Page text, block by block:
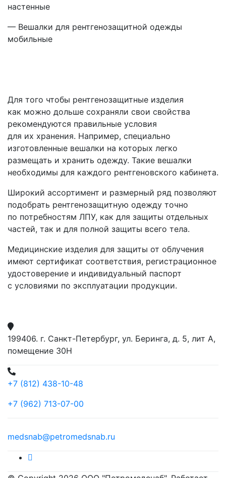
настенные
— Вешалки для рентгенозащитной одежды
мобильные
Для того чтобы рентгенозащитные изделия
как можно дольше сохраняли свои свойства
рекомендуются правильные условия
для их хранения. Например, специально
изготовленные вешалки на которых легко
размещать и хранить одежду. Такие вешалки
необходимы для каждого рентгеновского кабинета.
Широкий ассортимент и размерный ряд позволяют
подобрать рентгенозащитную одежду точно
по потребностям ЛПУ, как для защиты отдельных
частей, так и для полной защиты всего тела.
Медицинские изделия для защиты от облучения
имеют сертификат соответствия, регистрационное
удостоверение и индивидуальный паспорт
с условиями по эксплуатации продукции.
199406. г. Санкт-Петербург, ул. Беринга, д. 5, лит А,
помещение 30Н
+7 (812) 438-10-48
+7 (962) 713-07-00
medsnab@petromedsnab.ru